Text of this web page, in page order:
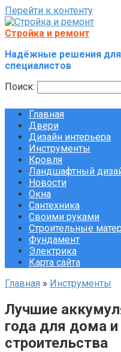
Перейти к контенту
Стройка и ремонт
Надёжные решения
специалистов
Поиск:
Главная
Двери
Дизайн интерьера
Инструменты
Кровля
Ландшафтный
Новости
Окна
Сантехника
Своими руками
Строительные
Фундамент
Электрика
Карта сайта
Главная » Инструменты
Лучшие
года для дома и
строительства